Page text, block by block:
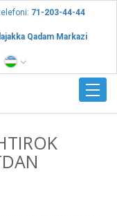
71-203-44-44
Qadam Markazi